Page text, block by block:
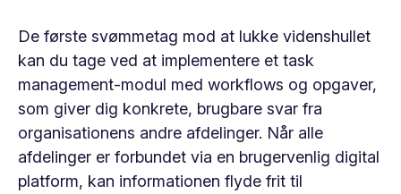
De første svømmetag mod at lukke videnshullet
kan du tage ved at implementere et task
management-modul med workflows og opgaver,
som giver dig konkrete, brugbare svar fra
organisationens andre afdelinger. Når alle
afdelinger er forbundet via en brugervenlig digital
platform, kan informationen flyde frit til